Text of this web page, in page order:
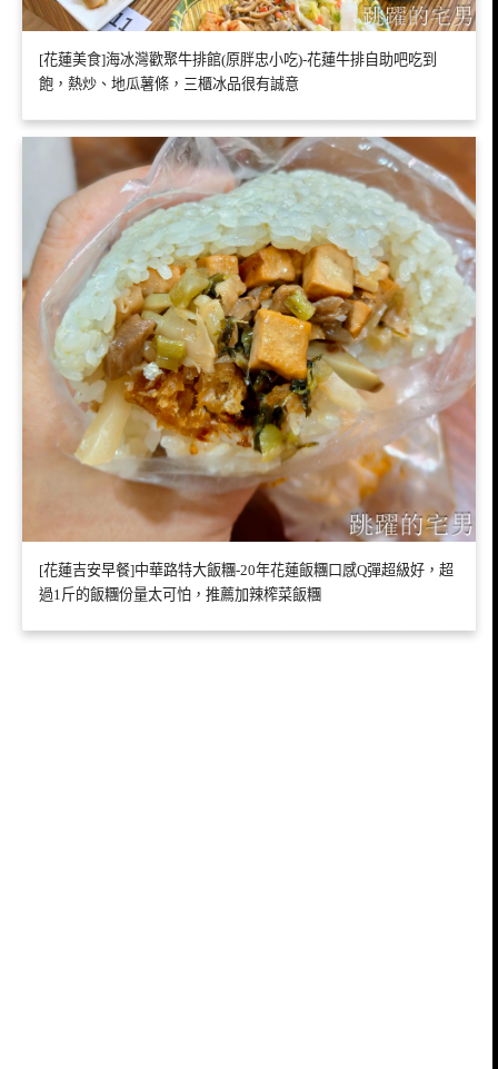
[花蓮美食]海冰灣歡聚牛排館(原胖忠小吃)-花蓮牛排自助吧吃到
飽，熱炒、地瓜薯條，三櫃冰品很有誠意
[花蓮吉安早餐]中華路特大飯糰-20年花蓮飯糰口感Q彈超級好，超
過1斤的飯糰份量太可怕，推薦加辣榨菜飯糰